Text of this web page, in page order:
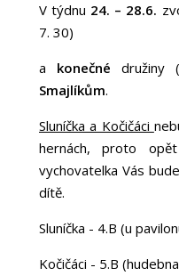
V týdnu 24. – 28.6.
7. 30)
a konečné družiny
Smajlíkům.
Sluníčka a Kočičáci
hernách, proto
vychovatelka Vás
dítě.
Sluníčka - 4.B (u
Kočičáci - 5.B